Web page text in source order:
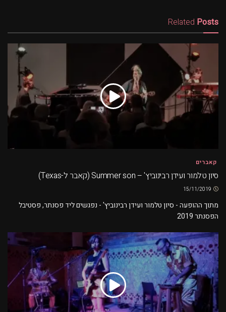
Related Posts
קאברים
סיון טלמור ועידן רבינוביץ' – Summer son (קאבר ל-Texas)
מתוך ההופעה - סיון טלמור ועידן רבינוביץ' - נפגשים ליד פסנתר, פסטיבל
הפסנתר 2019